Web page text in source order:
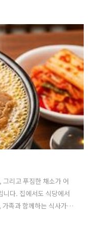
너붓하게 썰었다'는 의
먹던 고급 요리였습니
구려 시대의 '맥적(貊
시 유목민족이었던 고구
던 음식으로,이것이 고려
리고 푸짐한 채소가 어
니다. 집에서도 식당에서
족과 함께하는 식사가